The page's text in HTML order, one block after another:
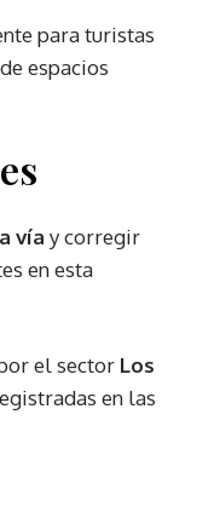
para turistas
espacios
vía y corregir
en esta
el sector Los
en las